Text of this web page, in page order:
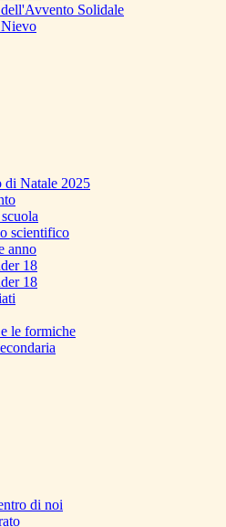
Solidale
di Natale 2025
scientifico
anno
18
18
le formiche
di noi